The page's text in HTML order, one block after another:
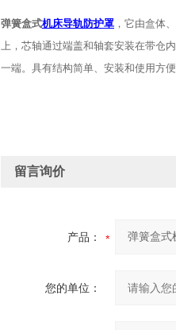
弹簧盒式机床导轨防护罩 ，它由盒体
上，芯轴通过端盖和轴套安装在带仓
一端。具有结构简单、安装和使用方
留言询价
产品：
您的单位：